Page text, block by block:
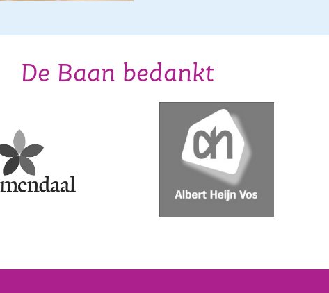
De Baan bedankt